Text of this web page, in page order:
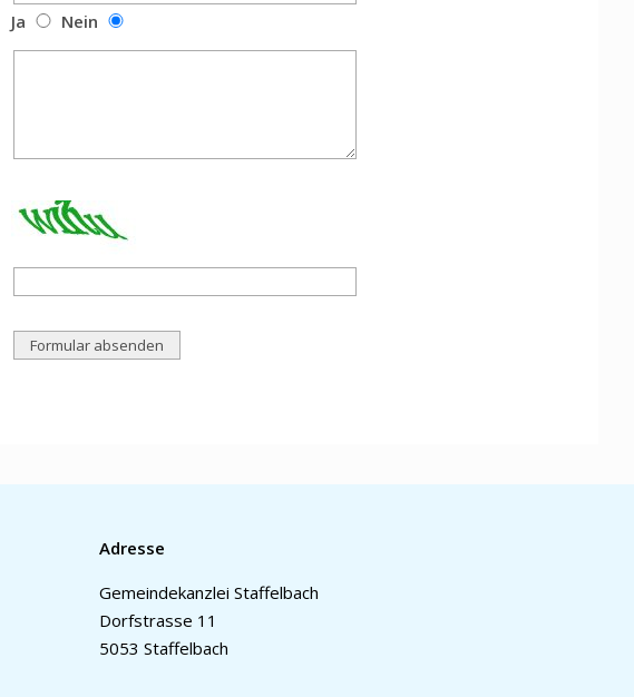
Ja
Nein
Adresse
Gemeindekanzlei Staffelbach
Dorfstrasse 11
5053 Staffelbach